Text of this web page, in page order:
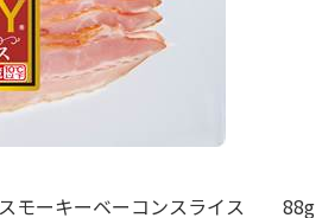
スモーキーベーコンスライス 88g